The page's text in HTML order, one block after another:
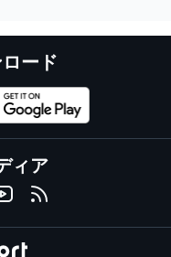
ード
ィア